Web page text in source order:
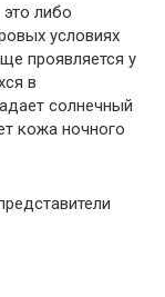
либо
условиях
проявляется у
в
солнечный
кожа ночного